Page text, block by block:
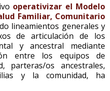
operativizar el Modelo
Familiar, Comunitario
lineamientos generales y
de articulación de los
y ancestral mediante
entre los equipos de
parteras/os ancestrales,
y la comunidad, ha